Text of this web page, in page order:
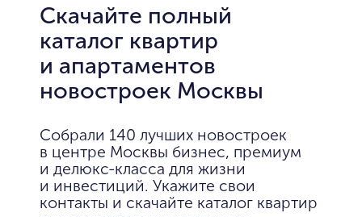
Скачайте полный
каталог квартир
и апартаментов
новостроек Москвы
Собрали 140 лучших новостроек
в центре Москвы бизнес, премиум
и делюкс-класса для жизни
и инвестиций. Укажите свои
контакты и скачайте каталог квартир